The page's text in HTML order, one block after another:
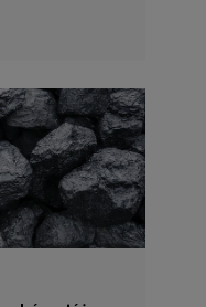
złóż
stanu na 31